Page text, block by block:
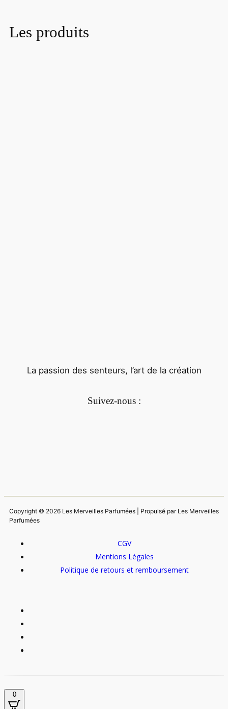
Les produits
La passion des senteurs, l’art de la création
Suivez-nous :
Copyright © 2026 Les Merveilles Parfumées | Propulsé par Les Merveilles
Parfumées
CGV
Mentions Légales
Politique de retours et remboursement
0